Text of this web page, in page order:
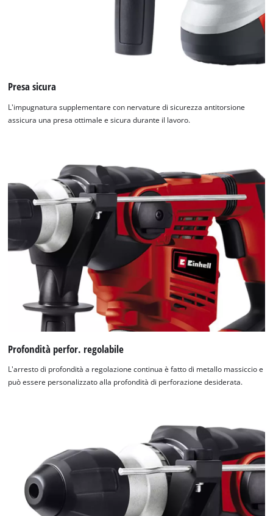
Presa sicura
L'impugnatura supplementare con nervature di sicurezza antitorsione
assicura una presa ottimale e sicura durante il lavoro.
Profondità perfor. regolabile
L'arresto di profondità a regolazione continua è fatto di metallo massiccio e
può essere personalizzato alla profondità di perforazione desiderata.